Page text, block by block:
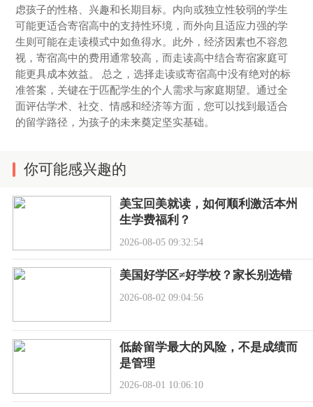
虑孩子的性格、兴趣和长期目标。内向或独立性较弱的学生
可能更适合寄宿高中的支持性环境，而外向且适应力强的学
生则可能在走读模式中如鱼得水。此外，经济因素也不容忽
视，寄宿高中的费用通常较高，而走读高中结合寄宿家庭可
能更具成本效益。 总之，选择走读或寄宿高中没有绝对的标
准答案，关键在于匹配学生的个人需求与家庭期望。通过全
面评估学术、社交、情感和经济等方面，您可以找到最适合
的留学路径，为孩子的未来奠定坚实基础。
你可能感兴趣的
美宝回美就读，如何顺利激活本州
生学费福利？
2026-08-05 09:32:54
美国好学区≠好学校？家长别选错
2026-08-02 09:04:56
低龄留学最大的风险，不是成绩而
是管理
2026-08-01 10:06:10